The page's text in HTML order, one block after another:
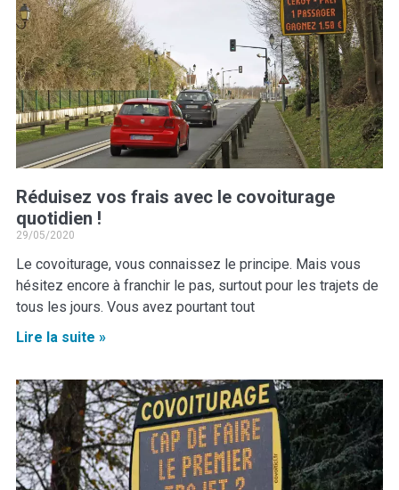
Réduisez vos frais avec le covoiturage
quotidien !
29/05/2020
Le covoiturage, vous connaissez le principe. Mais vous
hésitez encore à franchir le pas, surtout pour les trajets de
tous les jours. Vous avez pourtant tout
Lire la suite »